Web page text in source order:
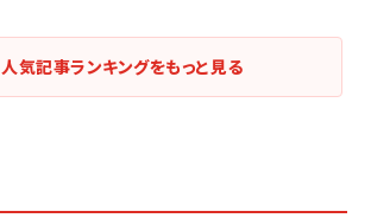
人気記事ランキングをもっと見る